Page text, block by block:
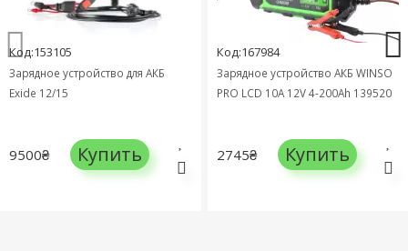
Код:153105
Зарядное устройство для АКБ
Exide 12/15
9500₴ Купить
Код:167984
Зарядное устройство АКБ WINSO
PRO LCD 10A 12V 4-200Ah 139520
2745₴ Купить